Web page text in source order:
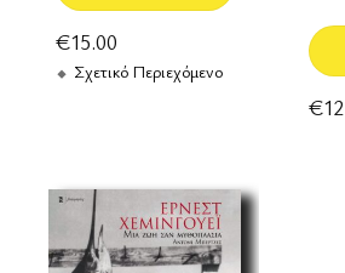
€15.00
Σχετικό Περιεχόμενο
€